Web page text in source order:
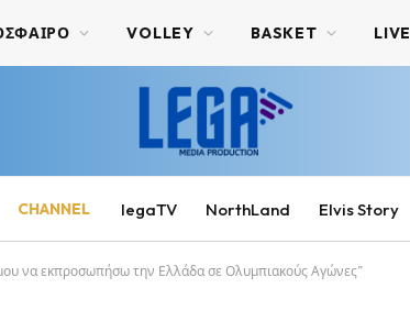
VOLLEY BASKET LIVE
CHANNEL legaTV NorthLand Elvis Story
να εκπροσωπήσω την Ελλάδα σε Ολυμπιακούς Αγώνες”